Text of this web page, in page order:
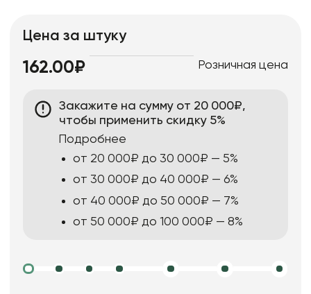
Цена за штуку
162.00₽ Розничная цена
Закажите на сумму от 20 000₽,
чтобы применить скидку 5%
Подробнее
от 20 000₽ до 30 000₽ — 5%
от 30 000₽ до 40 000₽ — 6%
от 40 000₽ до 50 000₽ — 7%
от 50 000₽ до 100 000₽ — 8%